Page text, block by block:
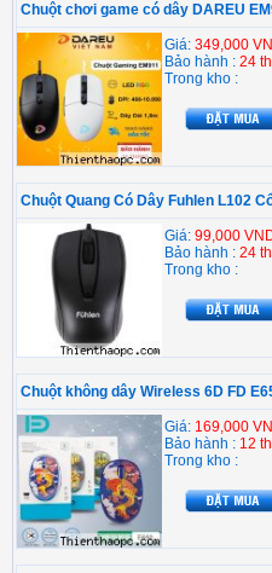
Chuột chơi game có dây DAREU
Giá: 349,000
Bảo hành : 24
Trong kho :
Chuột Quang Có Dây Fuhlen L102
Giá: 99,000
Bảo hành : 24
Trong kho :
Chuột không dây Wireless 6D FD
Giá: 169,000
Bảo hành : 12
Trong kho :